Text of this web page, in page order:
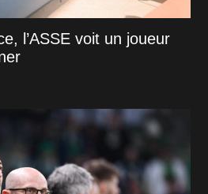
l’ASSE voit un joueur